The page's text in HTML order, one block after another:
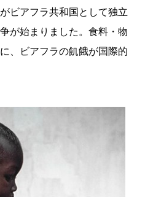
ビアフラ共和国として独立
が始まりました。食料・物
、ビアフラの飢餓が国際的